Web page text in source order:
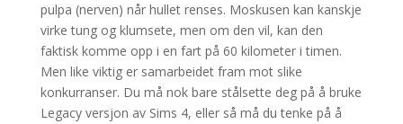
pulpa (nerven) når hullet renses. Moskusen kan kanskje
virke tung og klumsete, men om den vil, kan den
faktisk komme opp i en fart på 60 kilometer i timen.
Men like viktig er samarbeidet fram mot slike
konkurranser. Du må nok bare stålsette deg på å bruke
Legacy versjon av Sims 4, eller så må du tenke på å